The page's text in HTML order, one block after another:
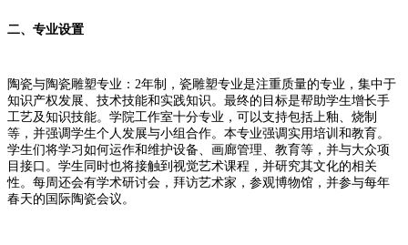
二、专业设置
陶瓷与陶瓷雕塑专业：2年制，瓷雕塑专业是注重质量的专业，集中于
知识产权发展、技术技能和实践知识。最终的目标是帮助学生增长手
工艺及知识技能。学院工作室十分专业，可以支持包括上釉、烧制
等，并强调学生个人发展与小组合作。本专业强调实用培训和教育。
学生们将学习如何运作和维护设备、画廊管理、教育等，并与大众项
目接口。学生同时也将接触到视觉艺术课程，并研究其文化的相关
性。每周还会有学术研讨会，拜访艺术家，参观博物馆，并参与每年
春天的国际陶瓷会议。